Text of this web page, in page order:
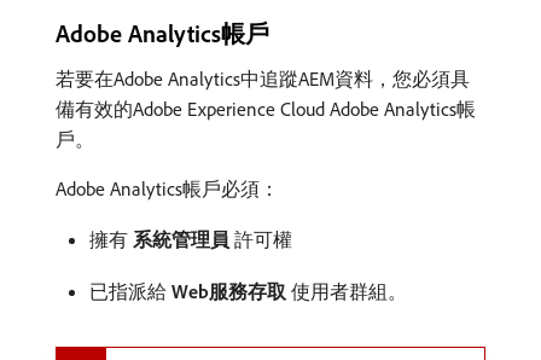
Adobe Analytics帳戶
若要在Adobe Analytics中追蹤AEM資料，您必須具
備有效的Adobe Experience Cloud Adobe Analytics帳
戶。
Adobe Analytics帳戶必須：
擁有​ 系統管理員 ​許可權
已指派給​ Web服務存取 ​使用者群組。